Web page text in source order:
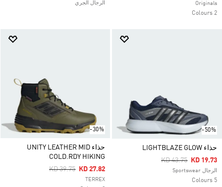
Originals
2 Colours
الرجال الجري
-50%
حذاء LIGHTBLAZE GLOW
Price Reduced
KD 43.75ToKD 19.73
الرجال Sportswear
5 Colours
-30%
حذاء UNITY LEATHER MID
COLD.RDY HIKING
Price Reduced From
KD 39.75ToKD 27.82
TERREX